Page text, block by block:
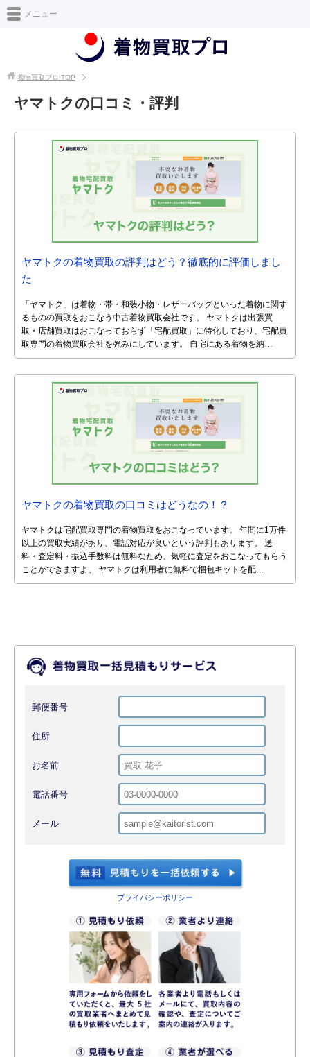
日本最大級の着物買取情報サイト [着物買取プロ]
メニュー
着物買取プロ TOP
ヤマトクの口コミ・評判
ヤマトクの着物買取の評判はどう？徹底的に評価しまし
た
「ヤマトク」は着物・帯・和装小物・レザーバッグといった着物に関す
るものの買取をおこなう中古着物買取会社です。 ヤマトクは出張買
取・店舗買取はおこなっておらず「宅配買取」に特化しており、宅配買
取専門の着物買取会社を強みにしています。 自宅にある着物を納…
ヤマトクの着物買取の口コミはどうなの！？
ヤマトクは宅配買取専門の着物買取をおこなっています。 年間に1万件
以上の買取実績があり、電話対応が良いという評判もあります。 送
料・査定料・振込手数料は無料なため、気軽に査定をおこなってもらう
ことができますよ。 ヤマトクは利用者に無料で梱包キットを配…
郵便番号
住所
お名前
電話番号
メール
プライバシーポリシー